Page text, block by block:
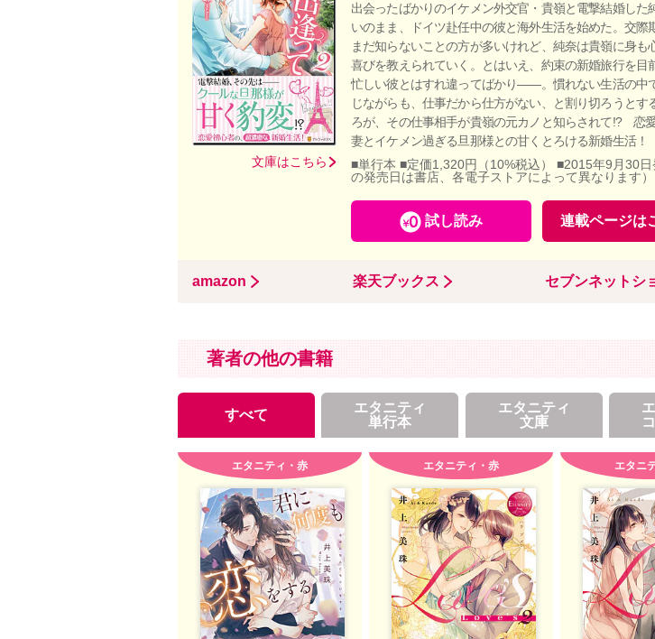
文庫はこちら
出会ったばかりのイケメン外交官・貴嶺と電撃結婚した
いのまま、ドイツ赴任中の彼と海外生活を始めた。交際
まだ知らないことの方が多いけれど、純奈は貴嶺に身も
喜びを教えられていく。とはいえ、約束の新婚旅行を目
忙しい彼とはすれ違ってばかり――。慣れない生活の中
じながらも、仕事だから仕方がない、と割り切ろうとす
ろが、その仕事相手が貴嶺の元カノと知らされて!? 恋
妻とイケメン過ぎる旦那様との甘くとろける新婚生活！
■単行本 ■定価1,320円（10%税込） ■2015年9月30日
の発売日は書店、各電子ストアによって異なります）
試し読み 連載ページは
amazon 楽天ブックス セブンネットシ
著者の他の書籍
すべて
エタニティ
単行本
エタニティ
文庫
エタニティ・赤 エタニティ・赤 エタニ